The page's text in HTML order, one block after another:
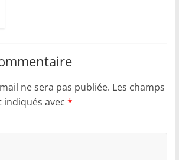
ne sera pas publiée. Les champs
avec *